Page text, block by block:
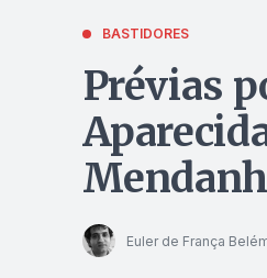
BASTIDORES
Prévias
Euler de França